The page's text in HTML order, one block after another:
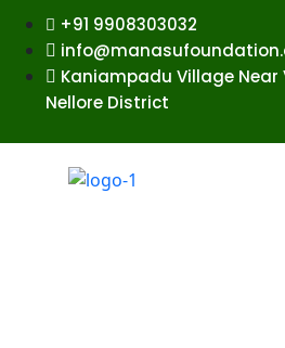
+91 9908303032
Kaniampadu Village Near
Nellore District